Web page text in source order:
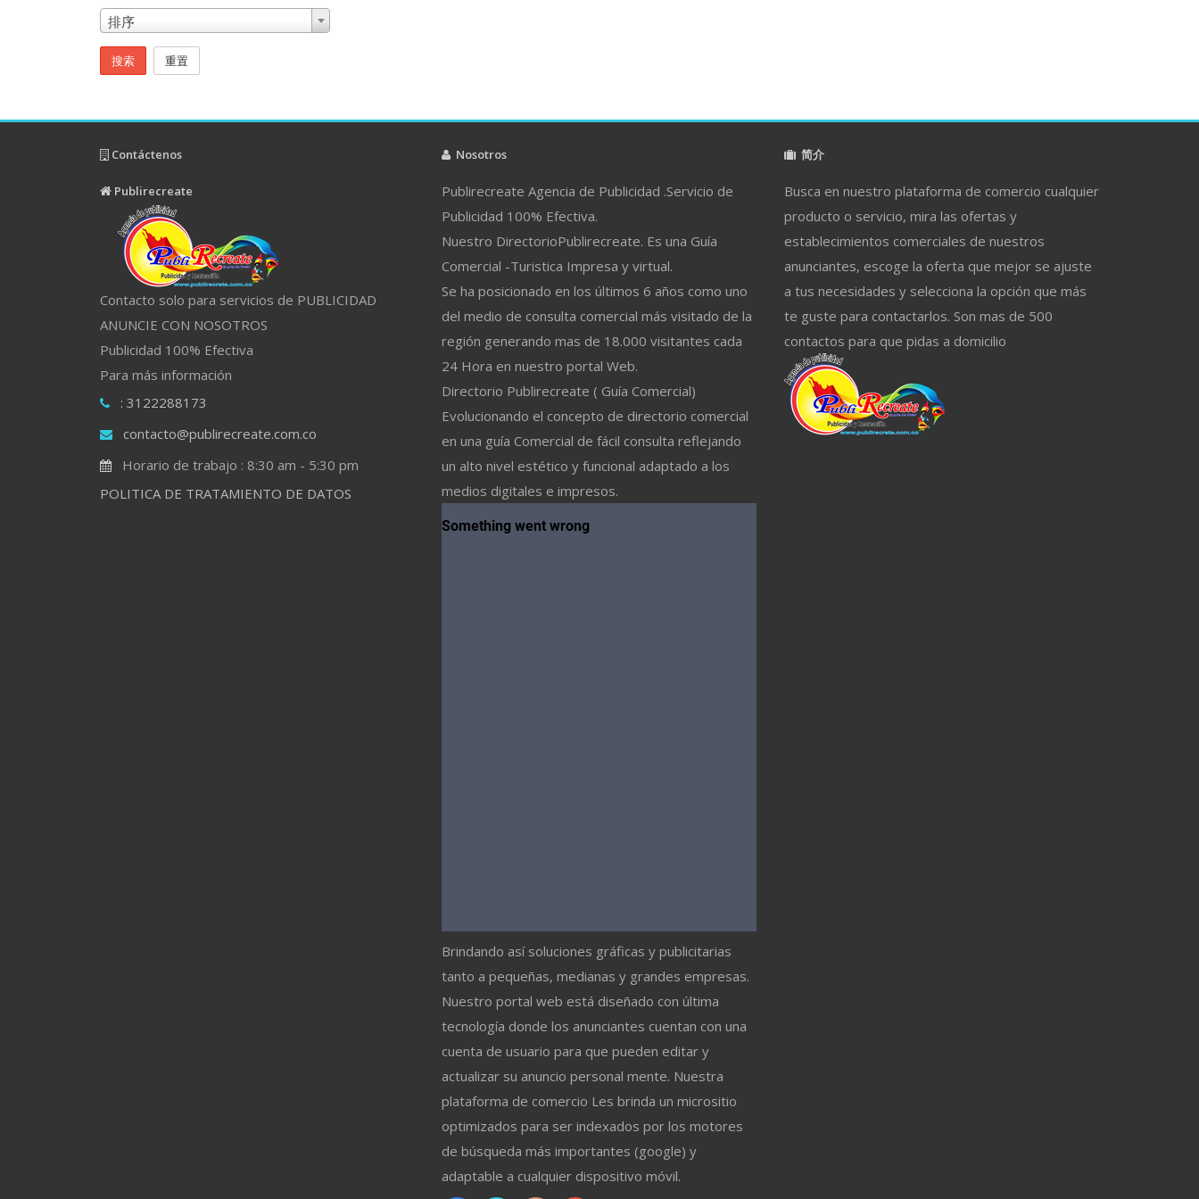
排序
搜索 重置
Contáctenos
Publirecreate
Contacto solo para servicios de PUBLICIDAD
ANUNCIE CON NOSOTROS
Publicidad 100% Efectiva
Para más información
: 3122288173
contacto@publirecreate.com.co
Horario de trabajo : 8:30 am - 5:30 pm
POLITICA DE TRATAMIENTO DE DATOS
Nosotros
Publirecreate Agencia de Publicidad .Servicio de
Publicidad 100% Efectiva.
Nuestro DirectorioPublirecreate. Es una Guía
Comercial -Turistica Impresa y virtual.
Se ha posicionado en los últimos 6 años como uno
del medio de consulta comercial más visitado de la
región generando mas de 18.000 visitantes cada
24 Hora en nuestro portal Web.
Directorio Publirecreate ( Guía Comercial)
Evolucionando el concepto de directorio comercial
en una guía Comercial de fácil consulta reflejando
un alto nivel estético y funcional adaptado a los
medios digitales e impresos.
Brindando así soluciones gráficas y publicitarias
tanto a pequeñas, medianas y grandes empresas.
Nuestro portal web está diseñado con última
tecnología donde los anunciantes cuentan con una
cuenta de usuario para que pueden editar y
actualizar su anuncio personal mente. Nuestra
plataforma de comercio Les brinda un micrositio
optimizados para ser indexados por los motores
de búsqueda más importantes (google) y
adaptable a cualquier dispositivo móvil.
简介
Busca en nuestro plataforma de comercio cualquier
producto o servicio, mira las ofertas y
establecimientos comerciales de nuestros
anunciantes, escoge la oferta que mejor se ajuste
a tus necesidades y selecciona la opción que más
te guste para contactarlos. Son mas de 500
contactos para que pidas a domicilio